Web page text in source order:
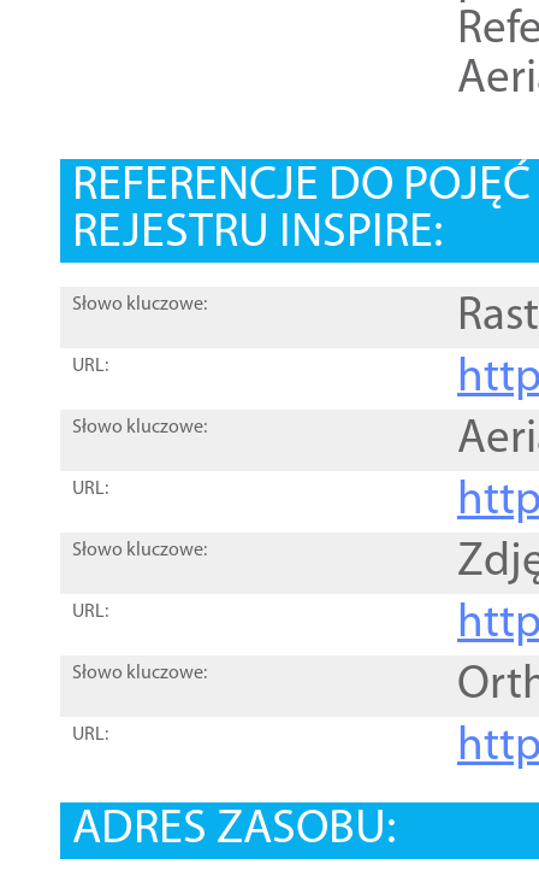
REFERENCJE DO
REJESTRU INSPIRE:
Słowo kluczowe:
URL:
Słowo kluczowe:
URL:
Słowo kluczowe:
URL:
Słowo kluczowe:
URL:
ADRES ZASOBU: